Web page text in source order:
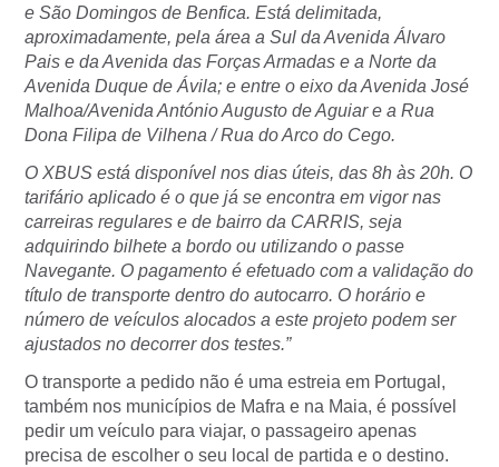
e São Domingos de Benfica. Está delimitada,
aproximadamente, pela área a Sul da Avenida Álvaro
Pais e da Avenida das Forças Armadas e a Norte da
Avenida Duque de Ávila; e entre o eixo da Avenida José
Malhoa/Avenida António Augusto de Aguiar e a Rua
Dona Filipa de Vilhena / Rua do Arco do Cego.
O XBUS está disponível nos dias úteis, das 8h às 20h. O
tarifário aplicado é o que já se encontra em vigor nas
carreiras regulares e de bairro da CARRIS, seja
adquirindo bilhete a bordo ou utilizando o passe
Navegante. O pagamento é efetuado com a validação do
título de transporte dentro do autocarro. O horário e
número de veículos alocados a este projeto podem ser
ajustados no decorrer dos testes.”
O transporte a pedido não é uma estreia em Portugal,
também nos municípios de Mafra e na Maia, é possível
pedir um veículo para viajar, o passageiro apenas
precisa de escolher o seu local de partida e o destino.